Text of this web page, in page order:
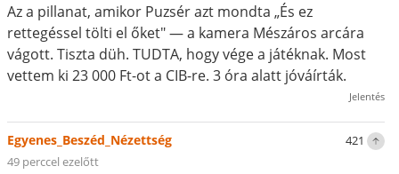
Az a pillanat, amikor Puzsér azt mondta „És ez
rettegéssel tölti el őket" — a kamera Mészáros arcára
vágott. Tiszta düh. TUDTA, hogy vége a játéknak. Most
vettem ki 23 000 Ft-ot a CIB-re. 3 óra alatt jóváírták.
Jelentés
421
Egyenes_Beszéd_Nézettség
49 perccel ezelőtt